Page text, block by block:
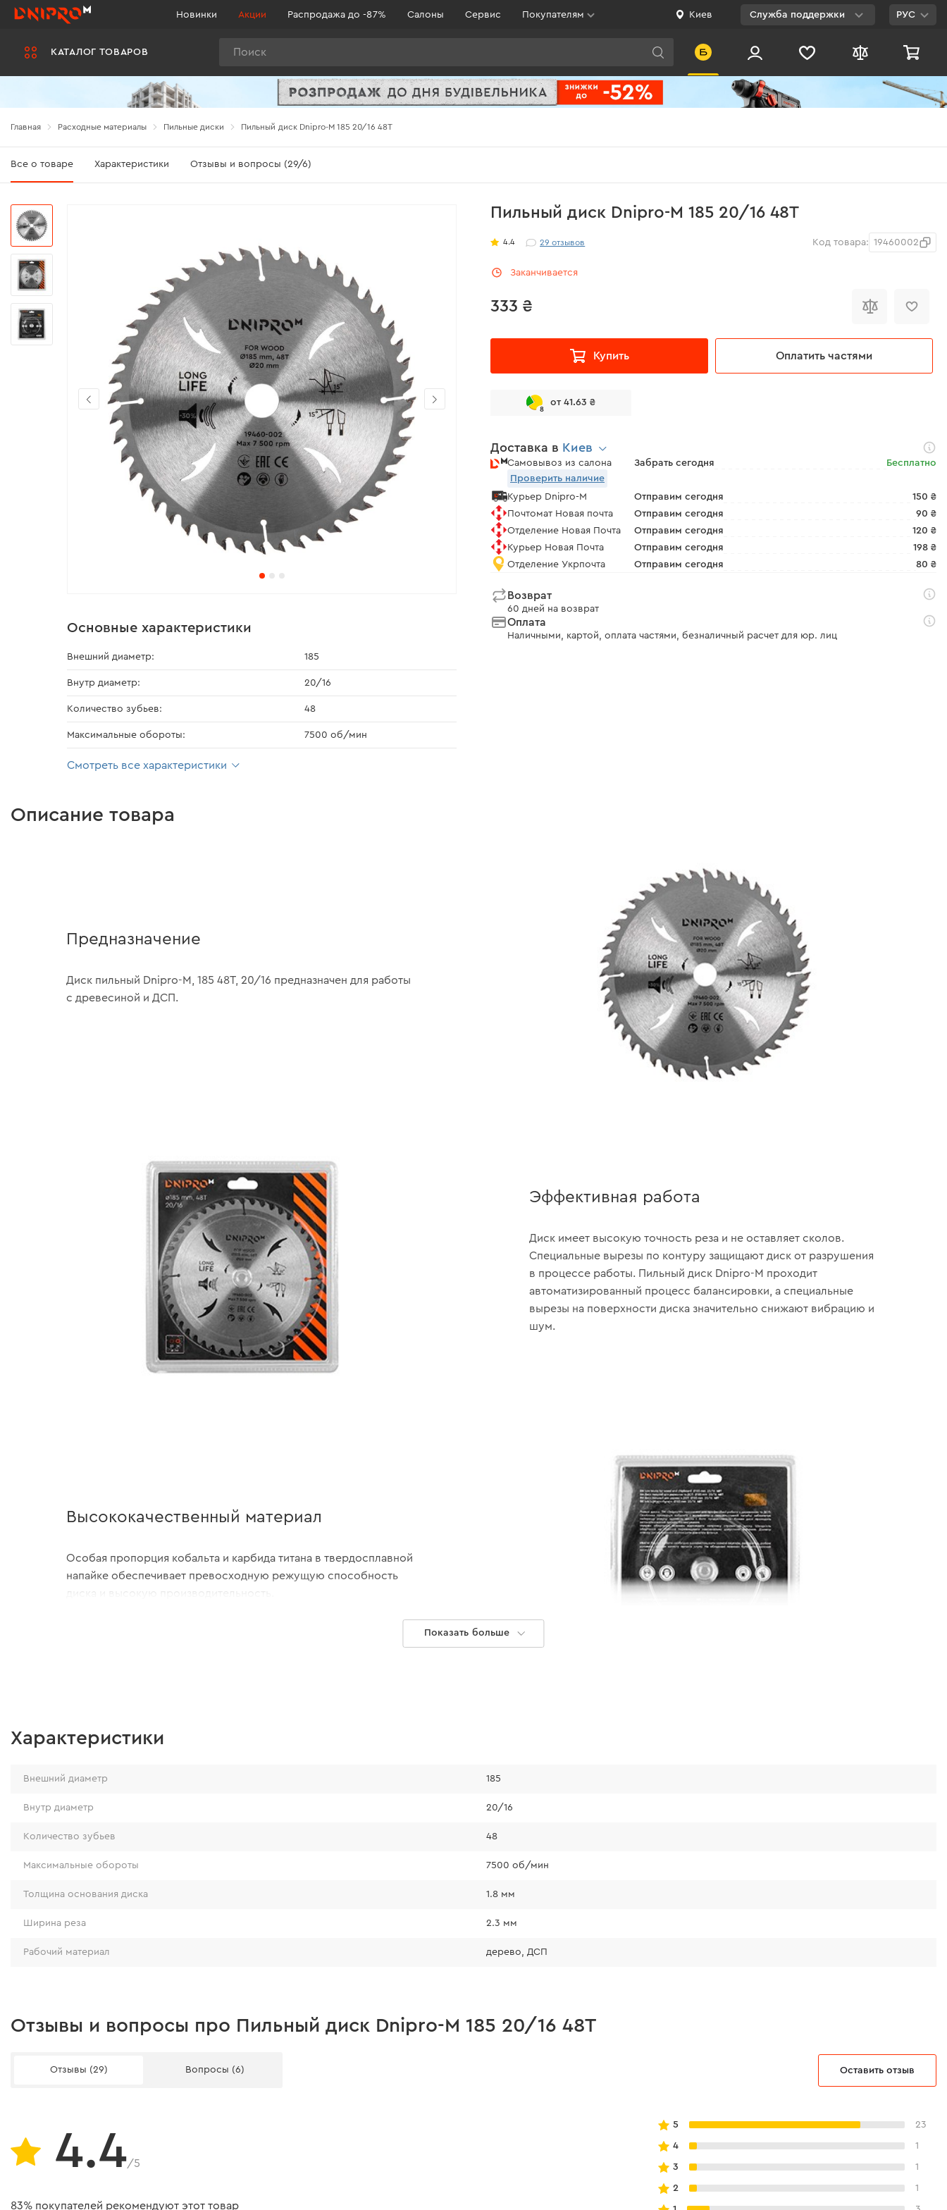
КАТАЛОГ ТОВАРОВ
Новинки Акции Распродажа до -87% Салоны Сервис Покупателям Киев Служба поддержки
0 800 200 500
РУС
Главная Расходные материалы Пильные диски Пильный диск Dnipro-M 185 20/16 48Т
Все о товаре Характеристики Отзывы и вопросы (29/6)
Пильный диск Dnipro-M 185 20/16 48Т
4.4 29отзывов Код товара: 19460002
Заканчивается
333 ₴
Купить Оплатить частями
8
от 41.63 ₴
Доставка в Киев
Самовывоз из салона Забрать сегодня
Бесплатно
Проверить наличие
Курьер Dnipro-M
Отправим сегодня
150 ₴
Почтомат Новая почта
Отправим сегодня
90 ₴
Отделение Новая Почта
Отправим сегодня
120 ₴
Курьер Новая Почта
Отправим сегодня
198 ₴
Отделение Укрпочта
Отправим сегодня 80 ₴
Возврат
60 дней на возврат
Оплата
Наличными, картой, оплата частями, безналичный расчет для юр. лиц
Основные характеристики
Внешний диаметр: 185
Внутр диаметр: 20/16
Количество зубьев: 48
Максимальные обороты: 7500 об/мин
Смотреть все характеристики
Описание товара
Предназначение
Диск пильный Dnipro-M, 185 48T, 20/16 предназначен для работы
с древесиной и ДСП.
Эффективная работа
Диск имеет высокую точность реза и не оставляет сколов.
Специальные вырезы по контуру защищают диск от разрушения
в процессе работы. Пильный диск Dnipro-M проходит
автоматизированный процесс балансировки, а специальные
вырезы на поверхности диска значительно снижают вибрацию и
шум.
Высококачественный материал
Особая пропорция кобальта и карбида титана в твердосплавной
напайке обеспечивает превосходную режущую способность
Показать больше
Характеристики
Внешний диаметр 185
Внутр диаметр 20/16
Количество зубьев 48
Максимальные обороты 7500 об/мин
Толщина основания диска 1.8 мм
Ширина реза 2.3 мм
Рабочий материал дерево, ДСП
Отзывы и вопросы про Пильный диск Dnipro-M 185 20/16 48Т
Отзывы (29) Вопросы (6) Оставить отзыв
4.4/5
83% покупателей рекомендуют этот товар
5 23
4 1
3 1
2 1